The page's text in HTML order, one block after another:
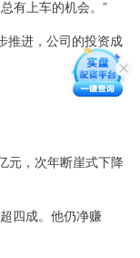
有上车的机会。”
推进，公司的投资成
元，次年断崖式下降
四成。他仍净赚